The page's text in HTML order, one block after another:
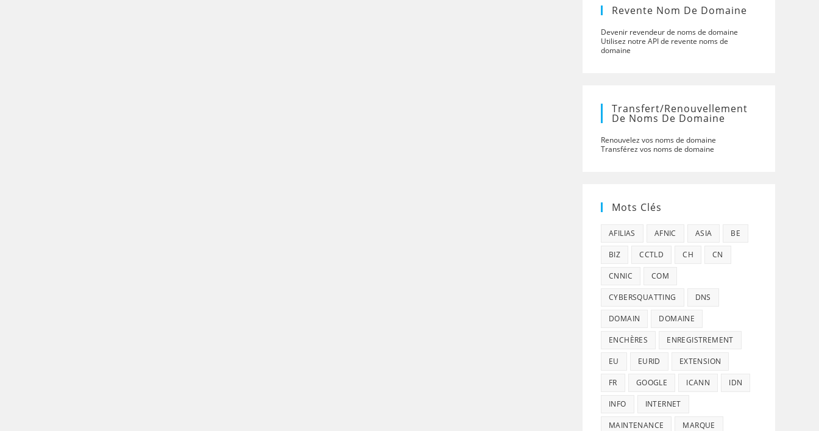
Revente Nom De Domaine
Devenir revendeur de noms de domaine
Utilisez notre API de revente noms de
domaine
Transfert/renouvellement
De Noms De Domaine
Renouvelez vos noms de domaine
Transférez vos noms de domaine
Mots Clés
AFILIAS AFNIC ASIA BE
BIZ CCTLD CH CN
CNNIC COM
CYBERSQUATTING DNS
DOMAIN DOMAINE
ENCHÈRES ENREGISTREMENT
EU EURID EXTENSION
FR GOOGLE ICANN IDN
INFO INTERNET
MAINTENANCE MARQUE